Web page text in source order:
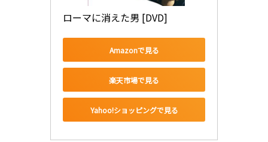
ローマに消えた男 [DVD]
Amazonで見る
楽天市場で見る
Yahoo!ショッピングで見る